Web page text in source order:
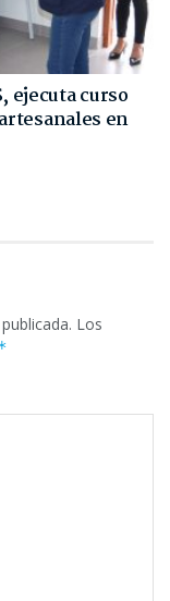
ejecuta curso
en
Los